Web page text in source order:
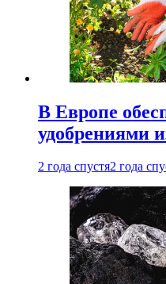
В Европе
удобрениями
2 года спустя2 года